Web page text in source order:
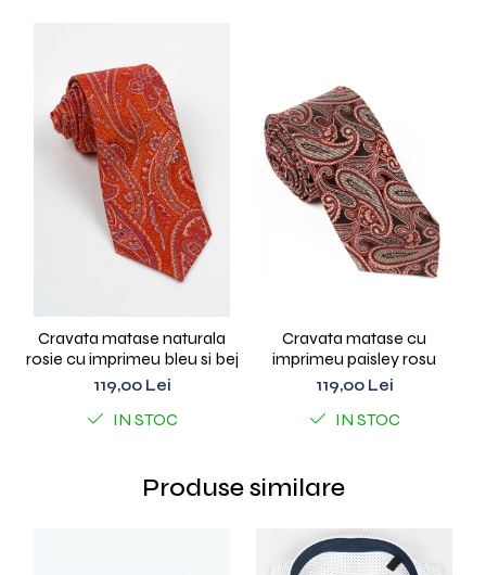
Cravata matase naturala
rosie cu imprimeu bleu si bej
119,00 Lei
IN STOC
Cravata matase cu
imprimeu paisley rosu
119,00 Lei
IN STOC
Produse similare